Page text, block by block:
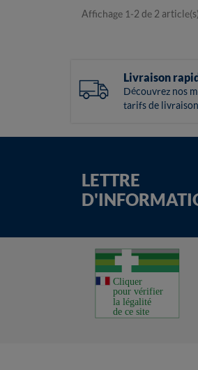
Affichage 1-2 de 2 article(s)
Livraison
Découvrez nos
tarifs de
LETTRE